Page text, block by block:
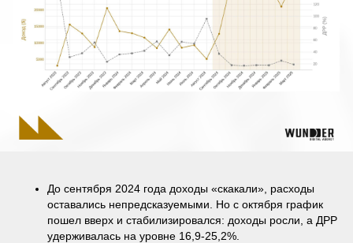
До сентября 2024 года доходы «скакали», расходы
оставались непредсказуемыми. Но с октября график
пошел вверх и стабилизировался: доходы росли, а ДРР
удерживалась на уровне 16,9-25,2%.